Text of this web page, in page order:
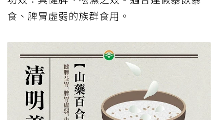
食、脾胃虛弱的族群食用。